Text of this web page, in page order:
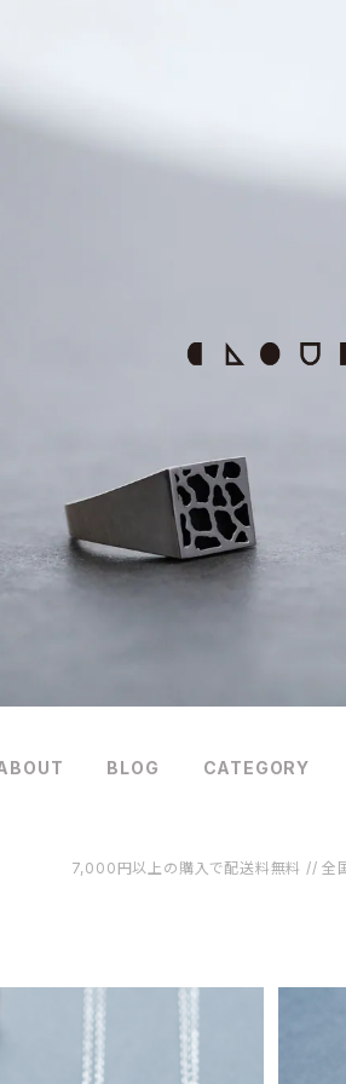
BLOG CATEGORY
7,000円以上の購入で配送料無料 // 全